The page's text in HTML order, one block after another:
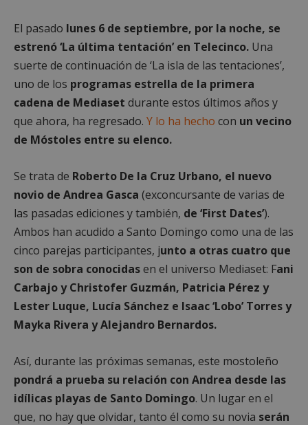
El pasado lunes 6 de septiembre, por la noche, se
estrenó ‘La última tentación’ en Telecinco. Una
suerte de continuación de ‘La isla de las tentaciones’,
uno de los programas estrella de la primera
cadena de Mediaset durante estos últimos años y
que ahora, ha regresado. Y lo ha hecho con un vecino
de Móstoles entre su elenco.
Se trata de Roberto De la Cruz Urbano, el nuevo
novio de Andrea Gasca (exconcursante de varias de
las pasadas ediciones y también, de ‘First Dates’).
Ambos han acudido a Santo Domingo como una de las
cinco parejas participantes, junto a otras cuatro que
son de sobra conocidasen el universo Mediaset: Fani
Carbajo y Christofer Guzmán, Patricia Pérez y
Lester Luque, Lucía Sánchez e Isaac ‘Lobo’ Torres y
Mayka Rivera y Alejandro Bernardos.
Así, durante las próximas semanas, este mostoleño
pondrá a prueba su relación con Andrea desde las
idílicas playas de Santo Domingo. Un lugar en el
que, no hay que olvidar, tanto él como su novia serán